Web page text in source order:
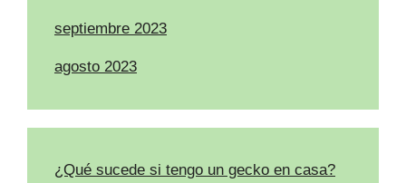
septiembre 2023
agosto 2023
¿Qué sucede si tengo un gecko en casa?